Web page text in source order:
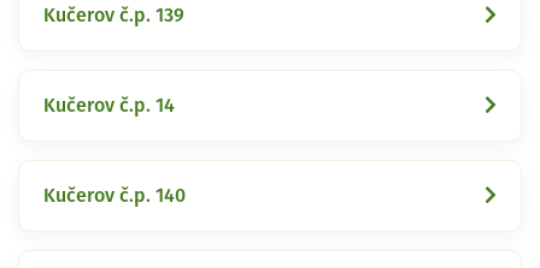
Kučerov č.p. 139
Kučerov č.p. 14
Kučerov č.p. 140